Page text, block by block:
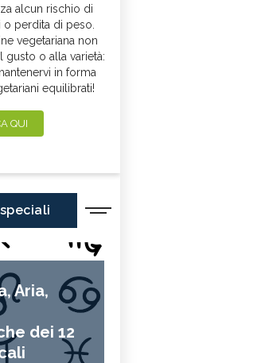
alcun rischio di
o perdita di peso.
vegetariana non
gusto o alla varietà:
in forma
equilibrati!
QUI
Aria,
dei 12